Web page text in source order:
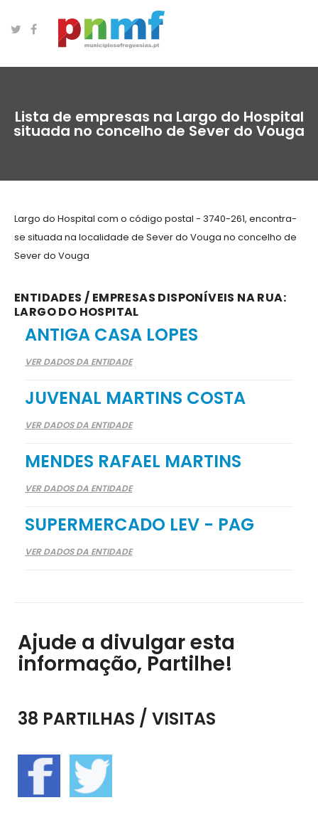
Lista de empresas na Largo do Hospital
situada no concelho de Sever do Vouga
Largo do Hospital com o código postal - 3740-261, encontra-
se situada na localidade de Sever do Vouga no concelho de
Sever do Vouga
ENTIDADES / EMPRESAS DISPONÍVEIS NA RUA:
LARGO DO HOSPITAL
ANTIGA CASA LOPES
VER DADOS DA ENTIDADE
JUVENAL MARTINS COSTA
VER DADOS DA ENTIDADE
MENDES RAFAEL MARTINS
VER DADOS DA ENTIDADE
SUPERMERCADO LEV - PAG
VER DADOS DA ENTIDADE
Ajude a divulgar esta
informação, Partilhe!
38 PARTILHAS / VISITAS